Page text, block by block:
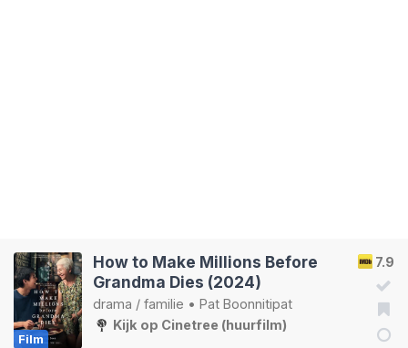
Film
7.9
How to Make Millions Before
Grandma Dies (2024)
drama / familie • Pat Boonnitipat
Kijk op Cinetree (huurfilm)